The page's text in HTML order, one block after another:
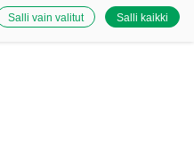
Salli vain valitut Salli kaikki